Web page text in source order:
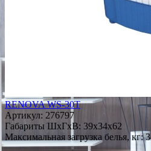
RENOVA WS-30T
Артикул: 276797
Габариты ШxГxВ: 39x34x62
Максимальная загрузка белья, кг: 3